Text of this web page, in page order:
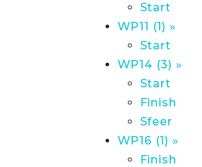
Start
WP11 (1) »
Start
WP14 (3) »
Start
Finish
Sfeer
WP16 (1) »
Finish